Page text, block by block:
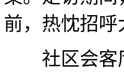
前，热忱招
社区会客厅